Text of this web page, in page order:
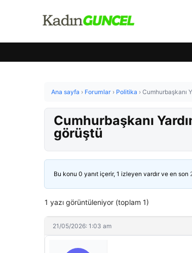
Ana sayfa › Forumlar › Politika › Cumhurbaşkanı
Cumhurbaşkanı
görüştü
Bu konu 0 yanıt içerir, 1 izleyen vardır ve en son
1 yazı görüntüleniyor (toplam 1)
21/05/2026: 1:03 am